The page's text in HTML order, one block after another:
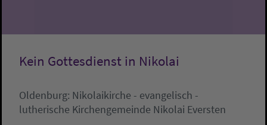
Kein Gottesdienst in Nikolai
Oldenburg: Nikolaikirche - evangelisch -
lutherische Kirchengemeinde Nikolai Eversten